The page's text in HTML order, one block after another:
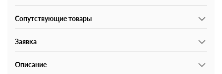
Сопутствующие товары
Заявка
Описание